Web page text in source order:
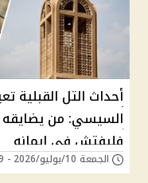
أحداث التل القبلية
السيسي: من
فليفتش في إيمانه
الجمعة 10/يوليو/2026 - 01:49 م